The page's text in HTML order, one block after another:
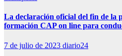
La declaración oficial del fin de la
formación CAP on line para
7 de julio de 2023 diario24